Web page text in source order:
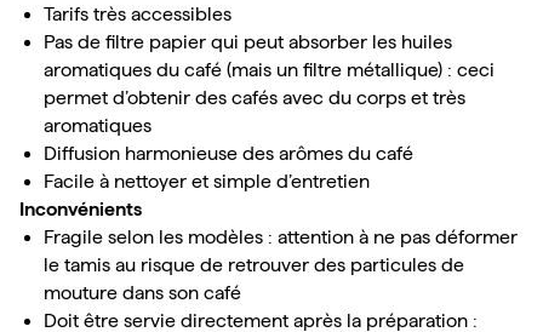
Tarifs très accessibles
Pas de filtre papier qui peut absorber les huiles
aromatiques du café (mais un filtre métallique) : ceci
permet d’obtenir des cafés avec du corps et très
aromatiques
Diffusion harmonieuse des arômes du café
Facile à nettoyer et simple d’entretien
Inconvénients
Fragile selon les modèles : attention à ne pas déformer
le tamis au risque de retrouver des particules de
mouture dans son café
Doit être servie directement après la préparation :